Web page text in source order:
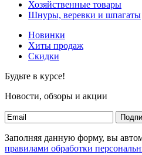
Хозяйственные товары
Шнуры, веревки и шпагаты
Новинки
Хиты продаж
Скидки
Будьте в курсе!
Новости, обзоры и акции
Заполняя данную форму, вы
правилами обработки